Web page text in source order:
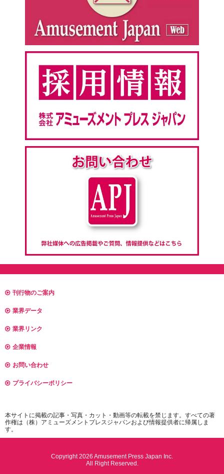
刊行物のご案内
業界データ
業界リンク
企業情報
お問い合わせ
プライバシーポリシー
本サイトに掲載の記事・写真・カット・動画等の転載を禁じます。すべての著
作権は（株）アミューズメントプレスジャパンおよび情報提供者に帰属しま
す。
Copyright 2026 Amusement Press Japan Inc.
All Right Reserved.